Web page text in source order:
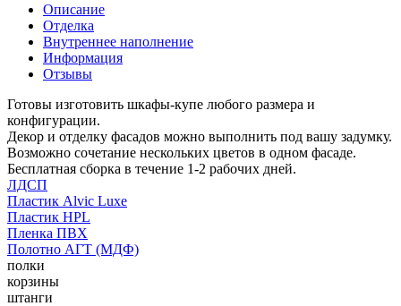
Описание
Отделка
Внутреннее наполнение
Информация
Отзывы
Готовы изготовить шкафы-купе любого размера и
конфигурации.
Декор и отделку фасадов можно выполнить под вашу задумку.
Возможно сочетание нескольких цветов в одном фасаде.
Бесплатная сборка в течение 1-2 рабочих дней.
ЛДСП
Пластик Alvic Luxe
Пластик HPL
Пленка ПВХ
Полотно АГТ (МДФ)
полки
корзины
штанги